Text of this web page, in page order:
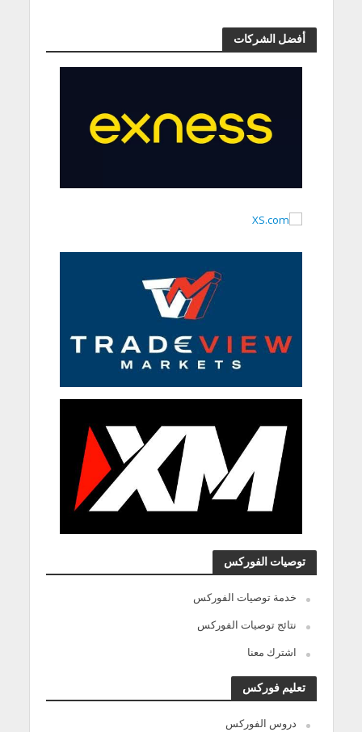
أفضل الشركات
توصيات الفوركس
خدمة توصيات الفوركس
نتائج توصيات الفوركس
اشترك معنا
تعليم فوركس
دروس الفوركس